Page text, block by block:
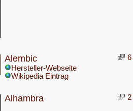
Alembic
Hersteller-Webseite
Wikipedia Eintrag
6
Alhambra